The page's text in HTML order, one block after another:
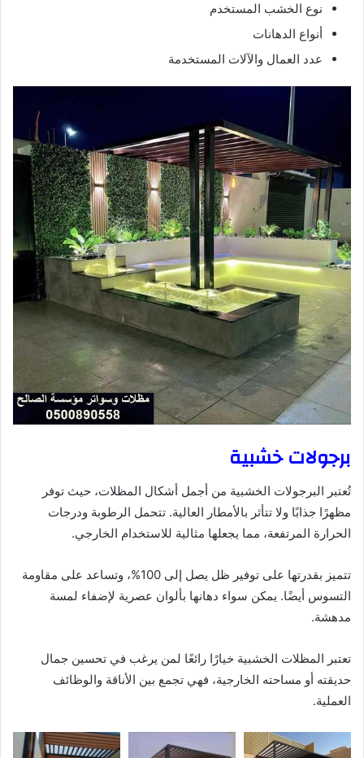
نوع الخشب المستخدم
أنواع الدهانات
عدد العمال والآلات المستخدمة
برجولات خشبية
تُعتبر البرجولات الخشبية من أجمل أشكال المظلات، حيث توفر
مظهرًا جذابًا ولا تتأثر بالأمطار العالية. تتحمل الرطوبة ودرجات
الحرارة المرتفعة، مما يجعلها مثالية للاستخدام الخارجي.
تتميز بقدرتها على توفير ظل يصل إلى 100%، وتساعد على مقاومة
التسوس أيضًا. يمكن سواء دهانها بألوان عصرية لإضفاء لمسة
مدهشة.
تعتبر المظلات الخشبية خيارًا رائعًا لمن يرغب في تحسين جمال
حديقته أو مساحته الخارجية، فهي تجمع بين الأناقة والوظائف
العملية.